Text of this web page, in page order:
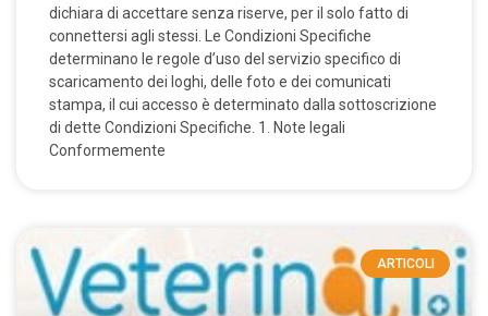
dichiara di accettare senza riserve, per il solo fatto di
connettersi agli stessi. Le Condizioni Specifiche
determinano le regole d’uso del servizio specifico di
scaricamento dei loghi, delle foto e dei comunicati
stampa, il cui accesso è determinato dalla sottoscrizione
di dette Condizioni Specifiche. 1. Note legali
Conformemente
ARTICOLI